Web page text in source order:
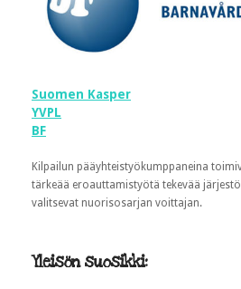
Suomen Kasper
YVPL
BF
Kilpailun pääyhteistyökumppaneina
tärkeää eroauttamistyötä tekevää
valitsevat nuorisosarjan voittajan.
Yleisön suosikki: